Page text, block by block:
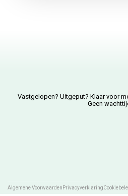
Vastgelopen? Uitgeput? Klaar voor
Geen
Algemene Voorwaarden Privacyverklaring